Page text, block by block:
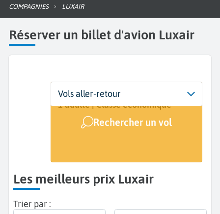
COMPAGNIES LUXAIR
Réserver un billet d'avion Luxair
Départ
De...
Dates
Dates de votre voyage
Voyageurs | Classe
1 adulte | Classe économique
Rechercher un vol
Vols aller-retour
Les meilleurs prix Luxair
Trier par :